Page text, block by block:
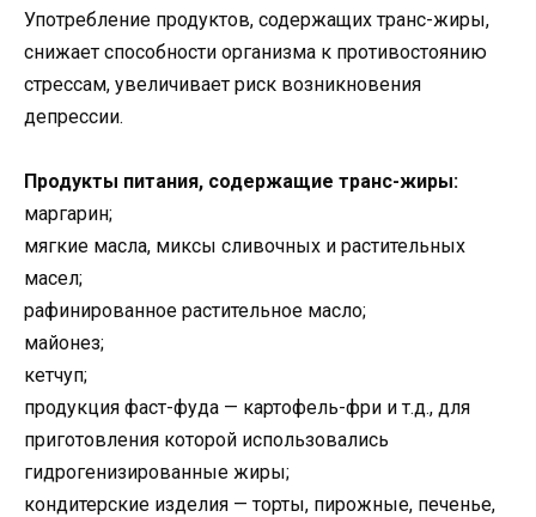
Употребление продуктов, содержащих транс-жиры,
снижает способности организма к противостоянию
стрессам, увеличивает риск возникновения
депрессии.
Продукты питания, содержащие транс-жиры:
маргарин;
мягкие масла, миксы сливочных и растительных
масел;
рафинированное растительное масло;
майонез;
кетчуп;
продукция фаст-фуда — картофель-фри и т.д., для
приготовления которой использовались
гидрогенизированные жиры;
кондитерские изделия — торты, пирожные, печенье,